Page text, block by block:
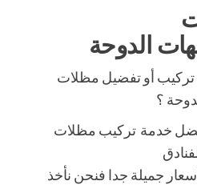
الدوحة
أو تفضيل مظلات
؟
خدمة تركيب مظلات
جميلة جدا فنحن نأخذ